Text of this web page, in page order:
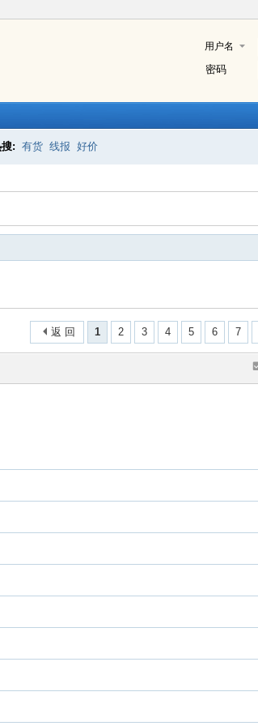
用户名
密码
: 有货 线报 好价
1 2 3 4 5 6 7
返 回